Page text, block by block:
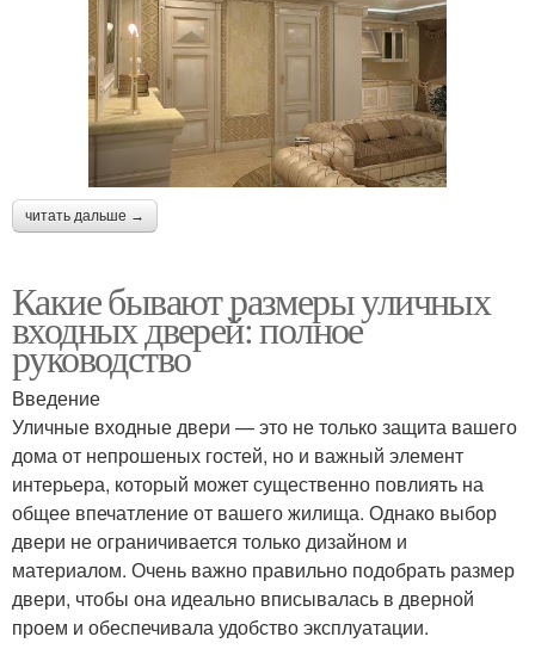
читать дальше →
Какие бывают размеры уличных
входных дверей: полное
руководство
Введение
Уличные входные двери — это не только защита вашего
дома от непрошеных гостей, но и важный элемент
интерьера, который может существенно повлиять на
общее впечатление от вашего жилища. Однако выбор
двери не ограничивается только дизайном и
материалом. Очень важно правильно подобрать размер
двери, чтобы она идеально вписывалась в дверной
проем и обеспечивала удобство эксплуатации.